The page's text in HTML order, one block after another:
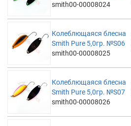
smith00-00008024
Колеблющаяся блесна
Smith Pure 5,0гр. №S06
smith00-00008025
Колеблющаяся блесна
Smith Pure 5,0гр. №S07
smith00-00008026